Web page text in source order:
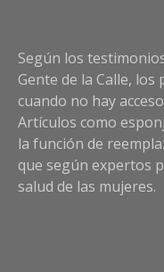
Según los
Gente de la Calle,
cuando no hay
Artículos como
la función de
que según expertos
salud de las mujeres.